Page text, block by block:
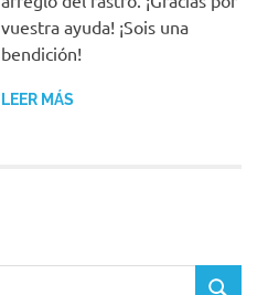
vuestra ayuda! ¡Sois una
bendición!
LEER MÁS